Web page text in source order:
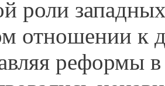
роли
отношении к
реформы